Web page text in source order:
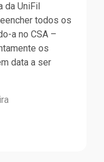
da UniFil
todos os
a no CSA –
os
data a ser